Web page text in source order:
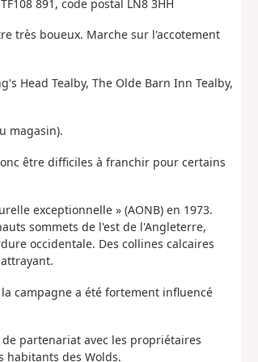
891, code postal LN8 3HH
très boueux. Marche sur l'accotement
Head Tealby, The Olde Barn Inn Tealby,
magasin).
être difficiles à franchir pour certains
exceptionnelle » (AONB) en 1973.
sommets de l'est de l'Angleterre,
occidentale. Des collines calcaires
campagne a été fortement influencé
partenariat avec les propriétaires
habitants des Wolds.